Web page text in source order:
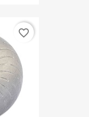
favorite_border